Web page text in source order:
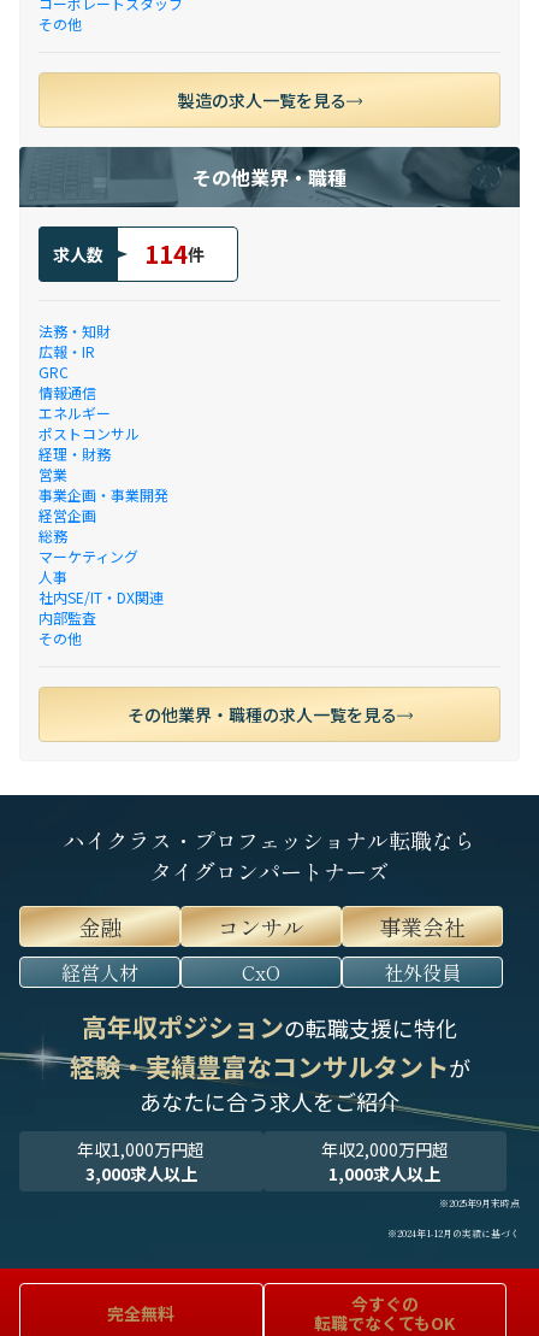
その他
製造の求人一覧を見る
その他業界・職種
求人数 114件
法務・知財
広報・IR
GRC
情報通信
エネルギー
ポストコンサル
経理・財務
営業
事業企画・事業開発
経営企画
総務
マーケティング
人事
社内SE/IT・DX関連
内部監査
その他
その他業界・職種の求人一覧を見る
ハイクラス・プロフェッショナル転職なら
タイグロンパートナーズ
金融
コンサル 事業会社
経営人材 CxO 社外役員
高年収ポジションの転職支援に特化
経験・実績豊富なコンサルタントが
あなたに合う求人をご紹介
年収1,000万円超
3,000求人以上
年収2,000万円超
1,000求人以上
※2025年9月末時点
※2024年1-12月の実績に基づく
完全無料
今すぐの
転職でなくてもOK